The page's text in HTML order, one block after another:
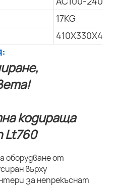
17KG
оборудване от
върху
за непрекъснат